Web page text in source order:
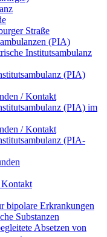
Straße
(PIA)
Institutsambulanz
(PIA)
/ Kontakt
(PIA) im
/ Kontakt
(PIA-
Kontakt
bipolare Erkrankungen
Substanzen
Absetzen von